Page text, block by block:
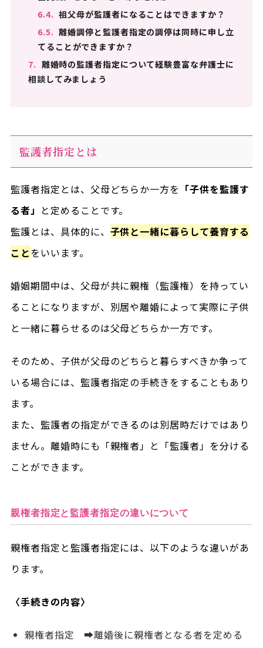
6.4. 祖父母が監護者になることはできますか？
6.5. 離婚調停と監護者指定の調停は同時に申し立
てることができますか？
7. 離婚時の監護者指定について経験豊富な弁護士に
相談してみましょう
監護者指定とは
監護者指定とは、父母どちらか一方を 「子供を監護す
る者」 と定めることです。
監護とは、具体的に、 子供と一緒に暮らして養育する
ことをいいます。
婚姻期間中は、父母が共に親権（監護権）を持ってい
ることになりますが、別居や離婚によって実際に子供
と一緒に暮らせるのは父母どちらか一方です。
そのため、子供が父母のどちらと暮らすべきか争って
いる場合には、監護者指定の手続きをすることもあり
ます。
また、監護者の指定ができるのは別居時だけではあり
ません。離婚時にも「親権者」と「監護者」を分ける
ことができます。
親権者指定と監護者指定の違いについて
親権者指定と監護者指定には、以下のような違いがあ
ります。
〈手続きの内容〉
親権者指定 ➡離婚後に親権者となる者を定める